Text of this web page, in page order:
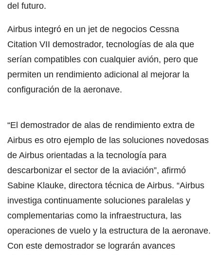
del futuro.
Airbus integró en un jet de negocios Cessna
Citation VII demostrador, tecnologías de ala que
serían compatibles con cualquier avión, pero que
permiten un rendimiento adicional al mejorar la
configuración de la aeronave.
“El demostrador de alas de rendimiento extra de
Airbus es otro ejemplo de las soluciones novedosas
de Airbus orientadas a la tecnología para
descarbonizar el sector de la aviación”, afirmó
Sabine Klauke, directora técnica de Airbus. “Airbus
investiga continuamente soluciones paralelas y
complementarias como la infraestructura, las
operaciones de vuelo y la estructura de la aeronave.
Con este demostrador se lograrán avances